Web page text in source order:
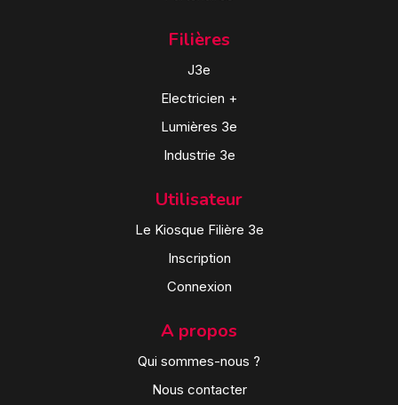
Filières
J3e
Electricien +
Lumières 3e
Industrie 3e
Utilisateur
Le Kiosque Filière 3e
Inscription
Connexion
A propos
Qui sommes-nous ?
Nous contacter